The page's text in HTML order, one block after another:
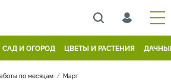
САД И ОГОРОД ЦВЕТЫ И РАСТЕНИЯ
по месяцам Март